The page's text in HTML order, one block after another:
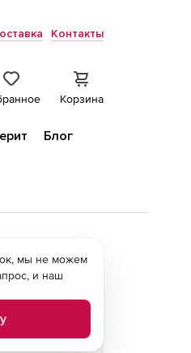
Контакты
Корзина
Блог
мы не можем
и наш